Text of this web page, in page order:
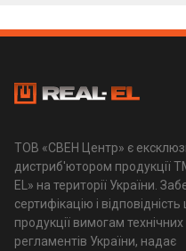
ТОВ «СВЕН Центр» є
дистриб'ютором продукції
EL» на території України.
сертифікацію і відповідність
продукції вимогам технічних
регламентів України, надає